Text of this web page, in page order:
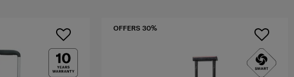
OFFERS 30%